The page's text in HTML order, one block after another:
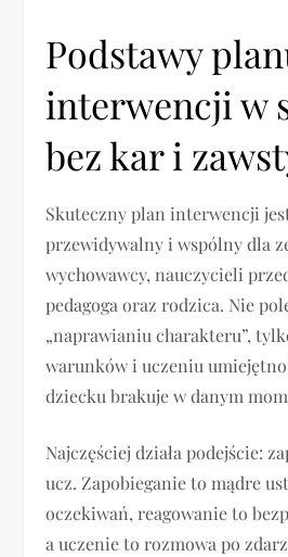
Podstawy
interwencji w
bez kar i
Skuteczny plan interwencji
przewidywalny i wspólny dla
wychowawcy, nauczycieli
pedagoga oraz rodzica. Nie
„naprawianiu charakteru”,
warunków i uczeniu
dziecku brakuje w danym
Najczęściej działa podejście:
ucz. Zapobieganie to mądre
oczekiwań, reagowanie to
a uczenie to rozmowa po